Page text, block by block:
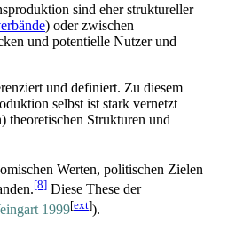
sind eher struktureller
) oder zwischen
und potentielle Nutzer und
und definiert. Zu diesem
selbst ist stark vernetzt
theoretischen Strukturen und
Werten, politischen Zielen
[8] Diese These der
1999[ext]).